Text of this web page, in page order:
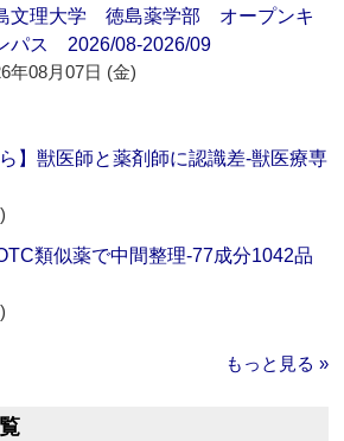
文理大学 徳島薬学部 オープンキ
パス 2026/08-2026/09
年08月07日 (金)
】獣医師と薬剤師に認識差‐獣医療専
類似薬で中間整理‐77成分1042品
もっと見る »